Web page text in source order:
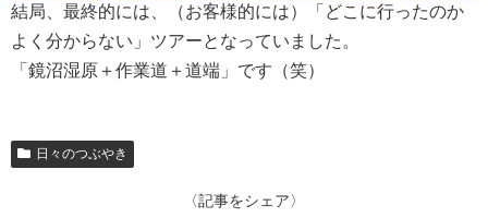
結局、最終的には、（お客様的には）「どこに行ったのか
よく分からない」ツアーとなっていました。
「鏡沼湿原＋作業道＋道端」です（笑）
日々のつぶやき
〈記事をシェア〉